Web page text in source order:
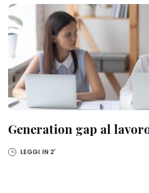
Generation gap al
LEGGI IN 2'